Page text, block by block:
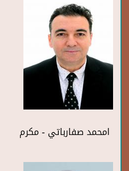
امحمد صفارباتي - مكرم